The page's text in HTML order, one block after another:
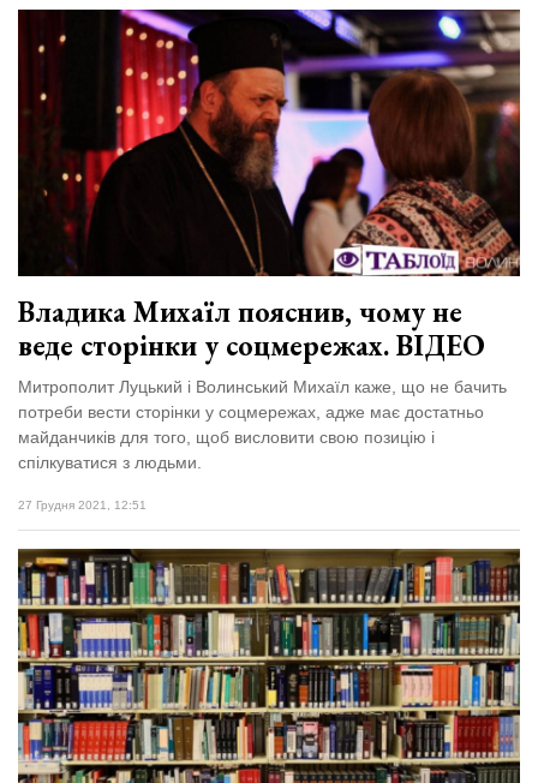
Владика Михаїл пояснив, чому не
веде сторінки у соцмережах. ВІДЕО
Митрополит Луцький і Волинський Михаїл каже, що не бачить
потреби вести сторінки у соцмережах, адже має достатньо
майданчиків для того, щоб висловити свою позицію і
спілкуватися з людьми.
27 Грудня 2021, 12:51